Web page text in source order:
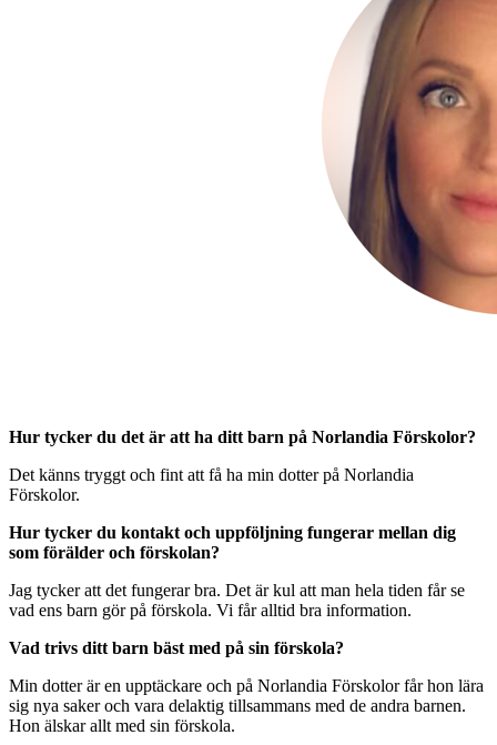
Hur tycker du det är att ha ditt barn på Norlandia Förskolor?
Det känns tryggt och fint att få ha min dotter på Norlandia
Förskolor.
Hur tycker du kontakt och uppföljning fungerar mellan dig
som förälder och förskolan?
Jag tycker att det fungerar bra. Det är kul att man hela tiden får se
vad ens barn gör på förskola. Vi får alltid bra information.
Vad trivs ditt barn bäst med på sin förskola?
Min dotter är en upptäckare och på Norlandia Förskolor får hon lära
sig nya saker och vara delaktig tillsammans med de andra barnen.
Hon älskar allt med sin förskola.